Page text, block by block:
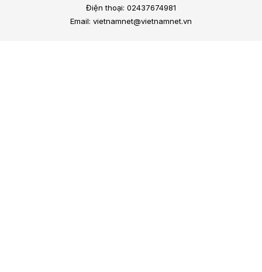
Điện thoại: 02437674981
Email: vietnamnet@vietnamnet.vn